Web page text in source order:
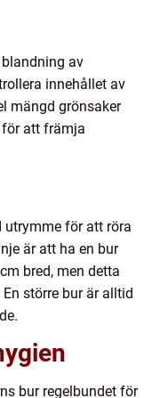
av
innehållet av
mängd grönsaker
att främja
utrymme för att röra
är att ha en bur
bred, men detta
större bur är alltid
bur regelbundet för